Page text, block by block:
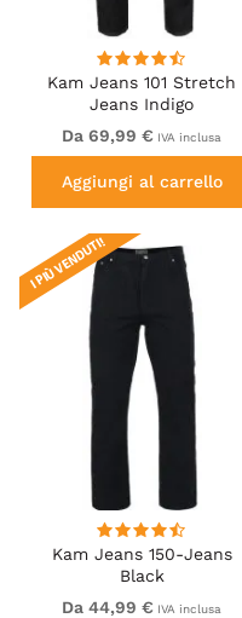
Kam Jeans 101 Stretch
Jeans Indigo
Da 69,99 € IVA inclusa
Aggiungi al carrello
Kam Jeans 150-Jeans
Black
I PIÙ VENDUTI!
Da 44,99 € IVA inclusa